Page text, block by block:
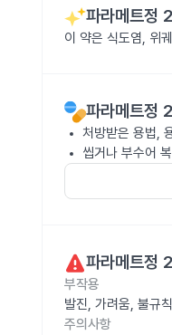
파라메트정
이 약은 식도염, 위
파라메트정
처방받은 용법,
씹거나 부수어
파라메트정
부작용
발진, 가려움, 불규
주의사항